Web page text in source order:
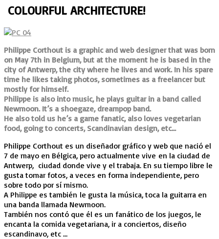
COLOURFUL ARCHITECTURE!
Philippe Corthout is a graphic and web designer that was born
on May 7th in Belgium, but at the moment he is based in the
city of Antwerp, the city where he lives and work. In his spare
time he likes taking photos, sometimes as a freelancer but
mostly for himself.
Philippe is also into music, he plays guitar in a band called
Newmoon. It’s a shoegaze, dreampop band.
He also told us he’s a game fanatic, also loves vegetarian
food, going to concerts, Scandinavian design, etc…
Philippe Corthout es un diseñador gráfico y web que nació el
7 de mayo en Bélgica, pero actualmente vive en la ciudad de
Antwerp, ciudad donde vive y el trabaja. En su tiempo libre le
gusta tomar fotos, a veces en forma independiente, pero
sobre todo por sí mismo.
A Philippe es también le gusta la música, toca la guitarra en
una banda llamada Newmoon.
También nos contó que él es un fanático de los juegos, le
encanta la comida vegetariana, ir a conciertos, diseño
escandinavo, etc …